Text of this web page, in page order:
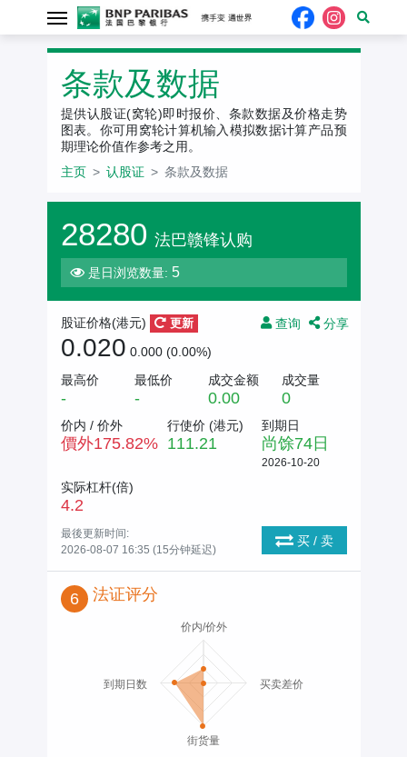
条款及数据
提供认股证(窝轮)即时报价、条款数据及价格走势
图表。你可用窝轮计算机输入模拟数据计算产品预
期理论价值作参考之用。
主页
认股证 条款及数据
28280 法巴赣锋认购
是日浏览数量: 5
查询 分享
股证价格(港元) 更新
0.020 0.000 (0.00%)
最高价
-
最低价
-
成交金额
0.00
成交量
0
价内 / 价外
價外175.82%
行使价 (港元)
111.21
到期日
尚馀74日
2026-10-20
实际杠杆(倍)
4.2
最後更新时间:
2026-08-07 16:35 (15分钟延迟)
买 / 卖
6 法证评分
价内/价外
买卖差价
街货量
到期日数